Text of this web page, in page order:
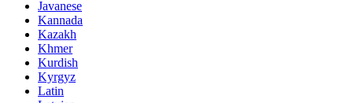
Javanese
Kannada
Kazakh
Khmer
Kurdish
Kyrgyz
Latin